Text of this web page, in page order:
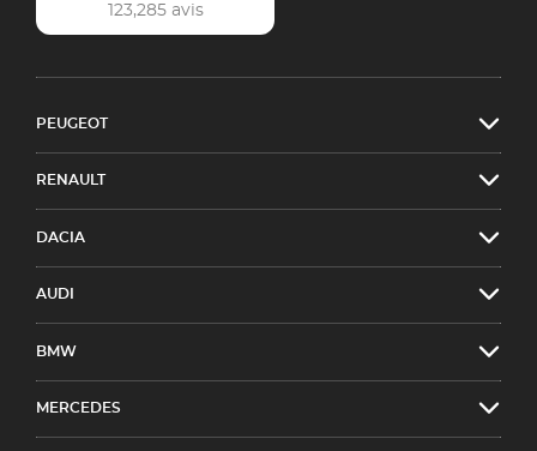
123,285 avis
PEUGEOT
RENAULT
DACIA
AUDI
BMW
MERCEDES